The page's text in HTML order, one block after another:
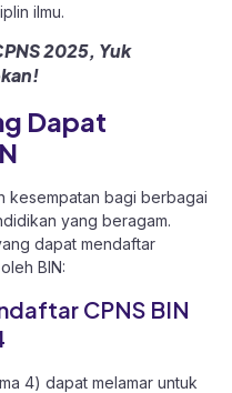
ilmu.
2025, Yuk
Dapat
kesempatan bagi berbagai
yang beragam.
dapat mendaftar
BIN:
CPNS BIN
4) dapat melamar untuk